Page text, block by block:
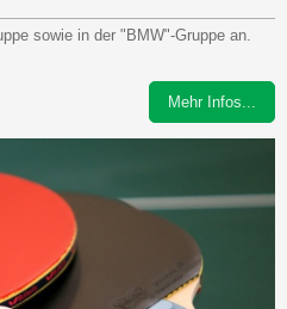
sowie in der "BMW"-Gruppe an.
Mehr Infos...